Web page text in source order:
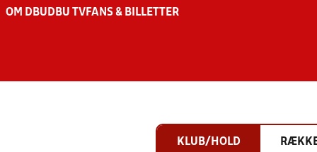
OM DBU DBU TV FANS & BILLETTER
KLUB/HOLD